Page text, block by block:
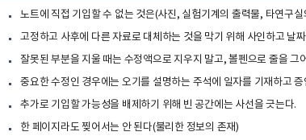
노트에 직접 기입할 수 없는 것은(사진, 실험기계의 출력물, 타연구
고정하고 사후에 다른 자료로 대체하는 것을 막기 위해 사인하고 날
잘못된 부분을 지울 때는 수정액으로 지우지 말고, 볼펜으로 줄을 그
중요한 수정인 경우에는 오기를 설명하는 주석에 일자를 기재하고
추가로 기입할 가능성을 배제하기 위해 빈 공간에는 사선을 긋는다.
한 페이지라도 찢어서는 안 된다(불리한 정보의 존재)